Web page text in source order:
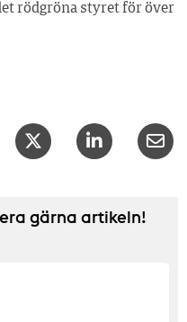
rödgröna styret för över
gärna artikeln!